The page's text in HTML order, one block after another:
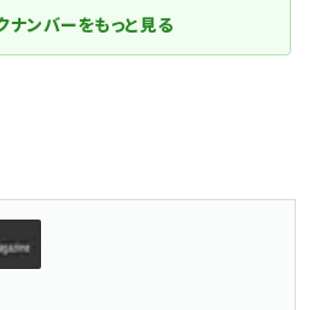
ナンバーをもっと見る